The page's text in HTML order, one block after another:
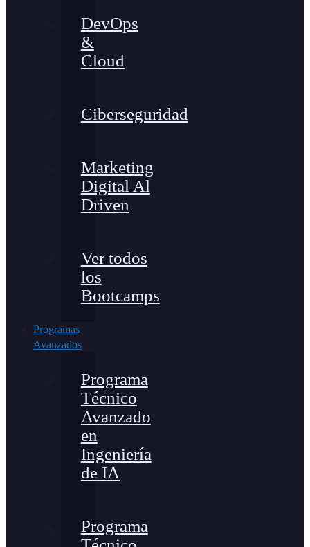
DevOps
&
Cloud
Ciberseguridad
Marketing
Digital Al
Driven
Ver todos
los
Bootcamps
Programas
Avanzados
Programa
Técnico
Avanzado
en
Ingeniería
de IA
Programa